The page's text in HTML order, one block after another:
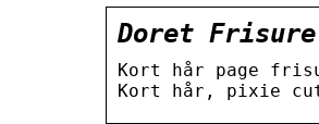
Doret
Kort hår page
Kort hår, pixie